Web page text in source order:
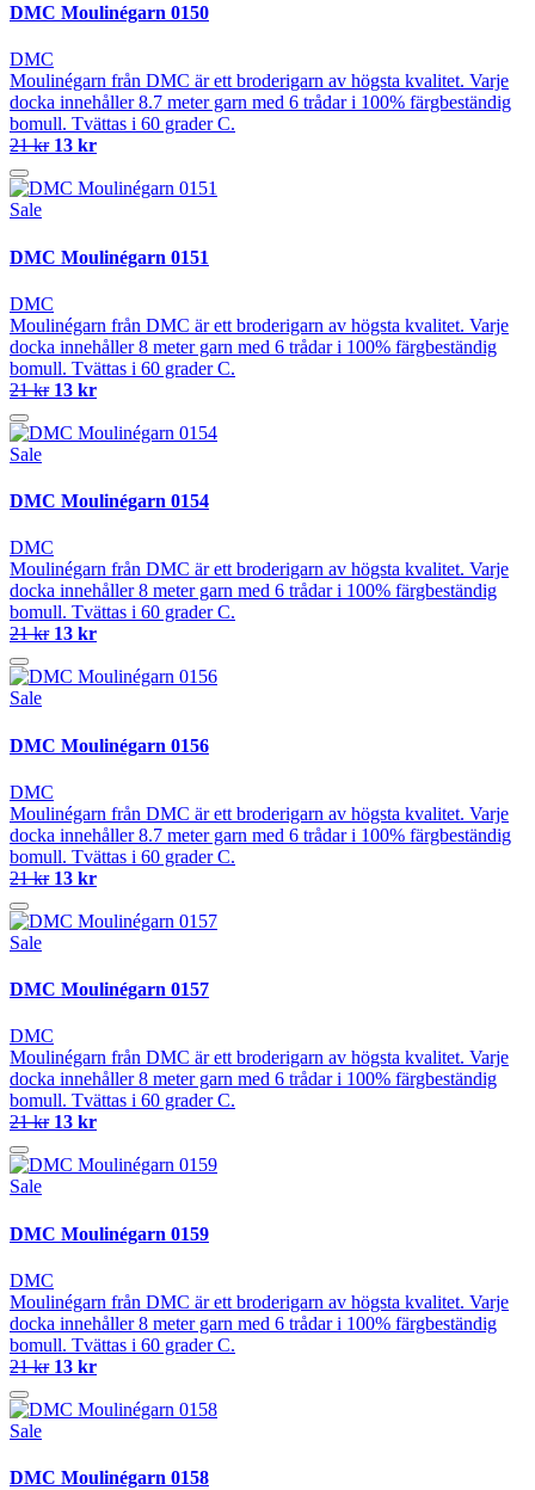
DMC Moulinégarn 0150
DMC
Moulinégarn från DMC är ett broderigarn av högsta kvalitet. Varje
docka innehåller 8.7 meter garn med 6 trådar i 100% färgbeständig
bomull. Tvättas i 60 grader C.
21 kr 13 kr
Sale
DMC Moulinégarn 0151
DMC
Moulinégarn från DMC är ett broderigarn av högsta kvalitet. Varje
docka innehåller 8 meter garn med 6 trådar i 100% färgbeständig
bomull. Tvättas i 60 grader C.
21 kr 13 kr
Sale
DMC Moulinégarn 0154
DMC
Moulinégarn från DMC är ett broderigarn av högsta kvalitet. Varje
docka innehåller 8 meter garn med 6 trådar i 100% färgbeständig
bomull. Tvättas i 60 grader C.
21 kr 13 kr
Sale
DMC Moulinégarn 0156
DMC
Moulinégarn från DMC är ett broderigarn av högsta kvalitet. Varje
docka innehåller 8.7 meter garn med 6 trådar i 100% färgbeständig
bomull. Tvättas i 60 grader C.
21 kr 13 kr
Sale
DMC Moulinégarn 0157
DMC
Moulinégarn från DMC är ett broderigarn av högsta kvalitet. Varje
docka innehåller 8 meter garn med 6 trådar i 100% färgbeständig
bomull. Tvättas i 60 grader C.
21 kr 13 kr
Sale
DMC Moulinégarn 0159
DMC
Moulinégarn från DMC är ett broderigarn av högsta kvalitet. Varje
docka innehåller 8 meter garn med 6 trådar i 100% färgbeständig
bomull. Tvättas i 60 grader C.
21 kr 13 kr
Sale
DMC Moulinégarn 0158